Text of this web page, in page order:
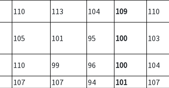
110 113 104 109 110
105 101 95 100 103
110 99 96 100
104
107 107 94 101
107